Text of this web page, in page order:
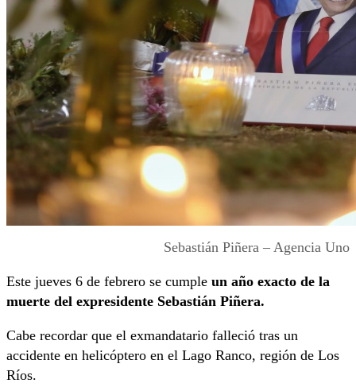
Sebastián Piñera – Agencia Uno
Este jueves 6 de febrero se cumple un año exacto de la
muerte del expresidente Sebastián Piñera.
Cabe recordar que el exmandatario falleció tras un
accidente en helicóptero en el Lago Ranco, región de Los
Ríos.